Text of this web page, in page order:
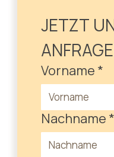
JETZT
Vorname *
Nachname *